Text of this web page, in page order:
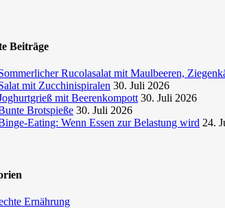
Beiträge
Rucolasalat mit Maulbeeren,
mit Zucchinispiralen 30. Juli 2026
mit Beerenkompott 30. Juli 2026
Brotspieße 30. Juli 2026
Eating: Wenn Essen zur Belastung wird 24.
Ernährung